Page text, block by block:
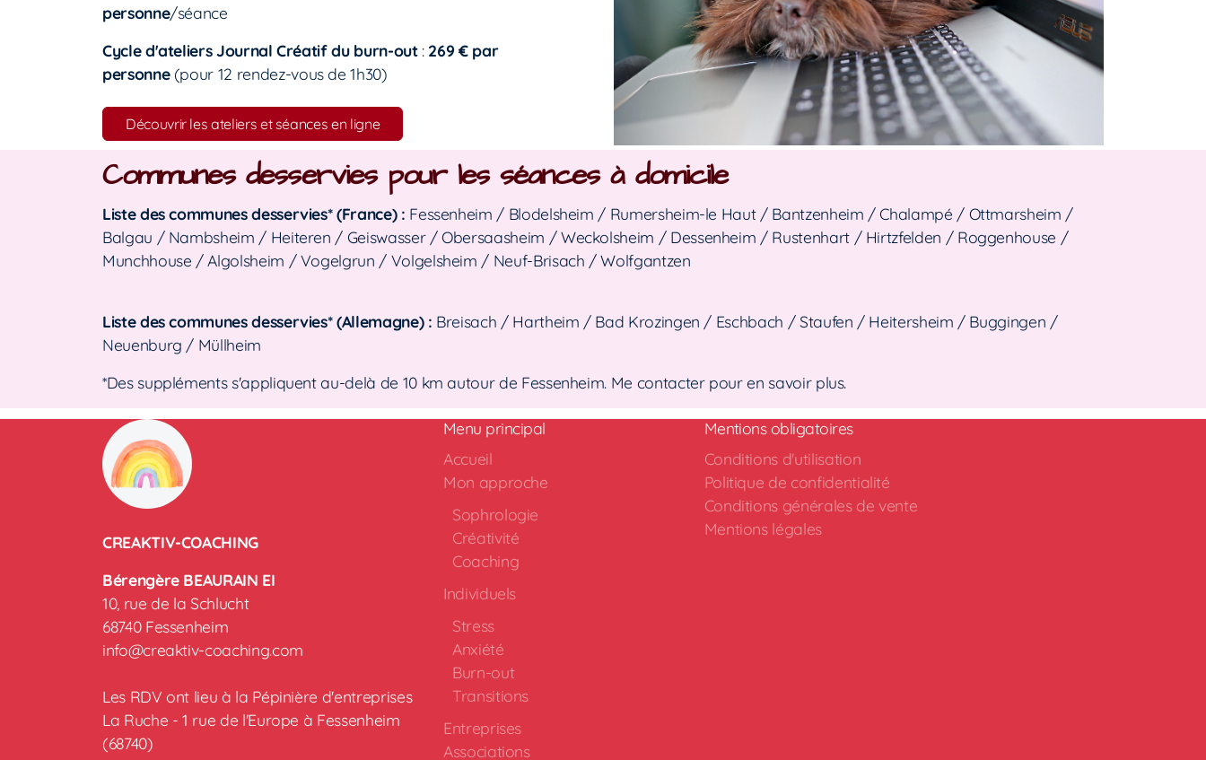
personne/séance
Cycle d'ateliers Journal Créatif du burn-out: 269 € par
personne (pour 12 rendez-vous de 1h30)
Découvrir les ateliers et séances en ligne
Communes desservies pour les séances à domicile
Liste des communes desservies* (France) : Fessenheim / Blodelsheim / Rumersheim-le Haut / Bantzenheim / Chalampé / Ottmarsheim /
Balgau / Nambsheim / Heiteren / Geiswasser / Obersaasheim / Weckolsheim / Dessenheim / Rustenhart / Hirtzfelden / Roggenhouse /
Munchhouse / Algolsheim / Vogelgrun / Volgelsheim / Neuf-Brisach / Wolfgantzen
Liste des communes desservies* (Allemagne) : Breisach / Hartheim / Bad Krozingen / Eschbach / Staufen / Heitersheim / Buggingen /
Neuenburg / Müllheim
*Des suppléments s'appliquent au-delà de 10 km autour de Fessenheim. Me contacter pour en savoir plus.
CREAKTIV-COACHING
Bérengère BEAURAIN EI
10, rue de la Schlucht
68740 Fessenheim
info@creaktiv-coaching.com
Les RDV ont lieu à la Pépinière d'entreprises
La Ruche - 1 rue de l'Europe à Fessenheim
(68740)
Menu principal
Accueil
Mon approche
Sophrologie
Créativité
Coaching
Individuels
Stress
Anxiété
Burn-out
Transitions
Entreprises
Associations
Mentions obligatoires
Conditions d'utilisation
Politique de confidentialité
Conditions générales de vente
Mentions légales